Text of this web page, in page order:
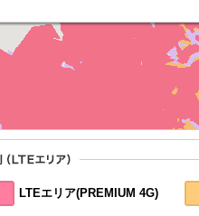
LTEエリア(PREMIUM 4G)